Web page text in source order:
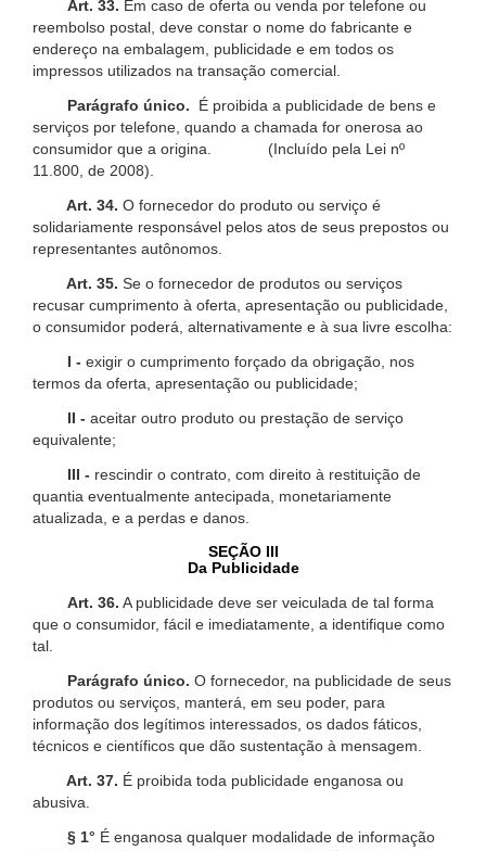
Art. 33. Em caso de oferta ou venda por telefone ou
reembolso postal, deve constar o nome do fabricante e
endereço na embalagem, publicidade e em todos os
impressos utilizados na transação comercial.
Parágrafo único.
É proibida a publicidade de bens e
serviços por telefone, quando a chamada for onerosa ao
consumidor que a origina. (Incluído pela Lei nº
11.800, de 2008).
Art. 34. O fornecedor do produto ou serviço é
solidariamente responsável pelos atos de seus prepostos ou
representantes autônomos.
Art. 35. Se o fornecedor de produtos ou serviços
recusar cumprimento à oferta, apresentação ou publicidade,
o consumidor poderá, alternativamente e à sua livre escolha:
I - exigir o cumprimento forçado da obrigação, nos
termos da oferta, apresentação ou publicidade;
II - aceitar outro produto ou prestação de serviço
equivalente;
III - rescindir o contrato, com direito à restituição de
quantia eventualmente antecipada, monetariamente
atualizada, e a perdas e danos.
SEÇÃO III
Da Publicidade
Art. 36. A publicidade deve ser veiculada de tal forma
que o consumidor, fácil e imediatamente, a identifique como
tal.
Parágrafo único. O fornecedor, na publicidade de seus
produtos ou serviços, manterá, em seu poder, para
informação dos legítimos interessados, os dados fáticos,
técnicos e científicos que dão sustentação à mensagem.
Art. 37. É proibida toda publicidade enganosa ou
abusiva.
§ 1° É enganosa qualquer modalidade de informação